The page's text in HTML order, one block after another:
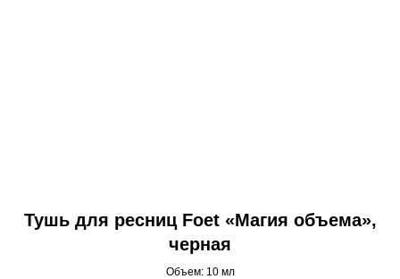
Тушь для ресниц Foet «Магия объема»,
черная
Объем: 10 мл